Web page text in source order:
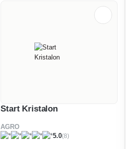
Start Kristalon
AGRO
5.0(8)